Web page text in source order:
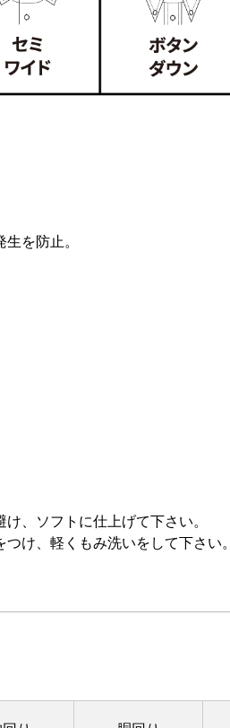
を防止。
、ソフトに仕上げて下さい。
け、軽くもみ洗いをして下さい。